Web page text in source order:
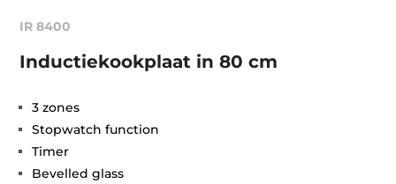
IR 8400
Inductiekookplaat in 80 cm
3 zones
Stopwatch function
Timer
Bevelled glass